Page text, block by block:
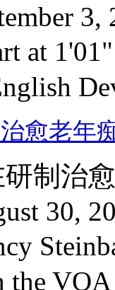
at
愈老年
制治
30,
VOA